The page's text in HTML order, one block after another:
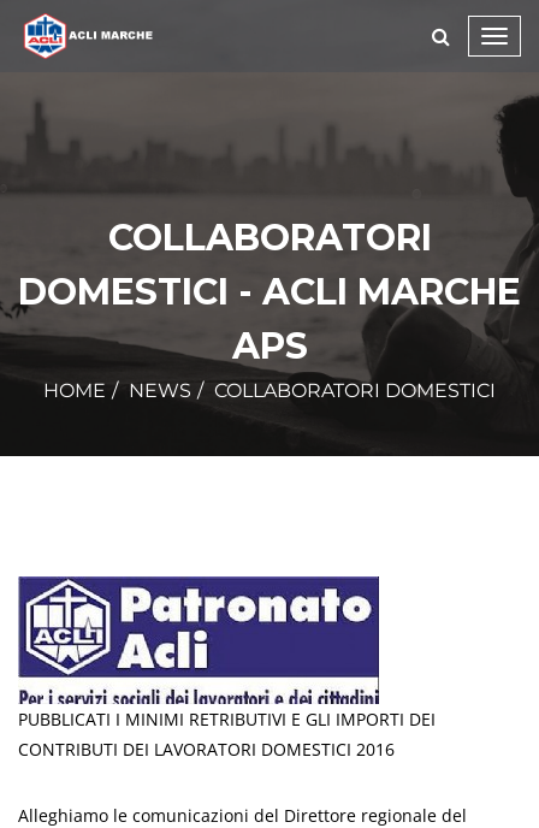
COLLABORATORI
DOMESTICI - ACLI MARCHE
APS
HOME NEWS COLLABORATORI DOMESTICI
PUBBLICATI I MINIMI RETRIBUTIVI E GLI IMPORTI DEI
CONTRIBUTI DEI LAVORATORI DOMESTICI 2016
Alleghiamo le comunicazioni del Direttore regionale del